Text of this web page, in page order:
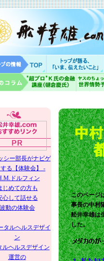
じめての方も
心して話せる
波動の体験会
ルヘルスデザイン
運営の
このページ
事長の中村
舩井幸雄は
した。